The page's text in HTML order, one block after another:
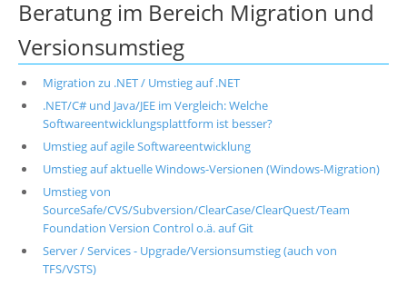
Beratung im Bereich Migration und
Versionsumstieg
Migration zu .NET / Umstieg auf .NET
.NET/C# und Java/JEE im Vergleich: Welche
Softwareentwicklungsplattform ist besser?
Umstieg auf agile Softwareentwicklung
Umstieg auf aktuelle Windows-Versionen (Windows-Migration)
Umstieg von
SourceSafe/CVS/Subversion/ClearCase/ClearQuest/Team
Foundation Version Control o.ä. auf Git
Server / Services - Upgrade/Versionsumstieg (auch von
TFS/VSTS)